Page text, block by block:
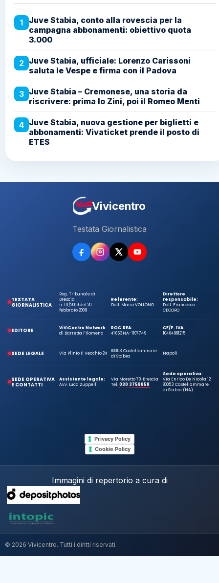
1
Juve Stabia, conto alla rovescia per la
campagna abbonamenti: obiettivo quota
3.000
2 Juve Stabia, ufficiale: Lorenzo Carissoni
saluta le Vespe e firma con il Padova
3 Juve Stabia – Cremonese, una storia da
riscrivere: prima lo Zini, poi il Romeo Menti
4 Juve Stabia, nuova gestione per biglietti e
abbonamenti: Vivaticket prende il posto di
ETES
Vivicentro
Testata Giornalistica
TESTATA
GIORNALISTICA
Reg. Tribunale di
Brescia
n. 13/2009 del 20
febbraio 2009
Referente:
Dott. Mario VOLLONO
Direttore
responsabile:
Dott. Francesco
CECORO
EDITORE
ViViCentro Network
di Barretta Filomena
ROC:
41663
REA:
NA-1107749
CF/P. IVA:
10464981215
SEDE LEGALE Via Plinio Il Vecchio 24
80053 Castellammare
di Stabia
Napoli
SEDE OPERATIVA
E CONTATTI
Assistente legale:
Avv. Luca Zuppelli
Via Moretto 70, Brescia
Tel.030 3758858
Sede operativa:
Via Enrico De Nicola 12
80053 Castellammare
di Stabia (NA)
Privacy Policy
Cookie Policy
Immagini di repertorio a cura di
© 2026 Vivicentro. Tutti i diritti riservati.